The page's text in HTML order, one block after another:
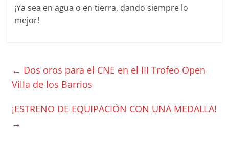
¡Ya sea en agua o en tierra, dando siempre lo
mejor!
← Dos oros para el CNE en el III Trofeo Open
Villa de los Barrios
¡ESTRENO DE EQUIPACIÓN CON UNA MEDALLA!
→